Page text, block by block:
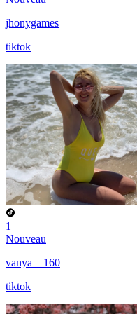
jhonygames
tiktok
1
Nouveau
vanya__160
tiktok